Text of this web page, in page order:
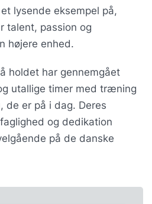
lysende eksempel på,
talent, passion og
højere enhed.
holdet har gennemgået
utallige timer med træning
de er på i dag. Deres
og dedikation
på de danske